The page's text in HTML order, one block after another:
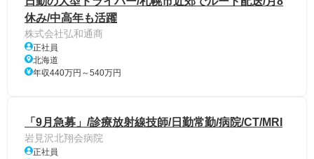
休み/中高年も活躍
株式会社弘和通商
正社員
北海道
年収440万円～540万円
「9月急募」/診療放射線技師/日勤常勤/病院/CT/MRI
岩見沢北翔会病院
正社員